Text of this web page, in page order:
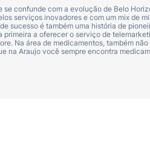
se confunde com a evolução de Belo
serviços inovadores e com um mix de
sucesso é também uma história de
a oferecer o serviço de
Na área de medicamentos, também
na Araujo você sempre encontra